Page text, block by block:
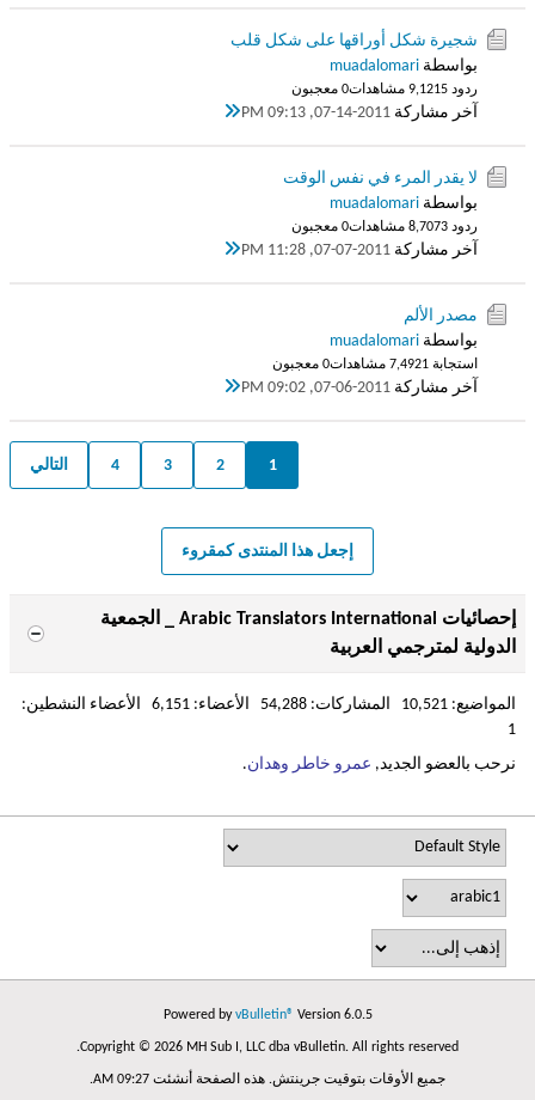
شجيرة شكل أوراقها على شكل قلب
بواسطة muadalomari
ردود 5 9,121 مشاهدات 0 معجبون
آخر مشاركة 07-14-2011, 09:13 PM
لا يقدر المرء في نفس الوقت
بواسطة muadalomari
ردود 3 8,707 مشاهدات 0 معجبون
آخر مشاركة 07-07-2011, 11:28 PM
مصدر الألم
بواسطة muadalomari
استجابة 1 7,492 مشاهدات 0 معجبون
آخر مشاركة 07-06-2011, 09:02 PM
1
2
3
4 التالي
إجعل هذا المنتدى كمقروء
إحصائيات Arabic Translators International _ الجمعية
الدولية لمترجمي العربية
المواضيع: 10,521 المشاركات: 54,288 الأعضاء: 6,151 الأعضاء النشطين:
1
نرحب بالعضو الجديد, عمرو خاطر وهدان.
Powered byvBulletin® Version 6.0.5
Copyright © 2026 MH Sub I, LLC dba vBulletin. All rights reserved.
جميع الأوقات بتوقيت جرينتش. هذه الصفحة أنشئت 09:27 AM.